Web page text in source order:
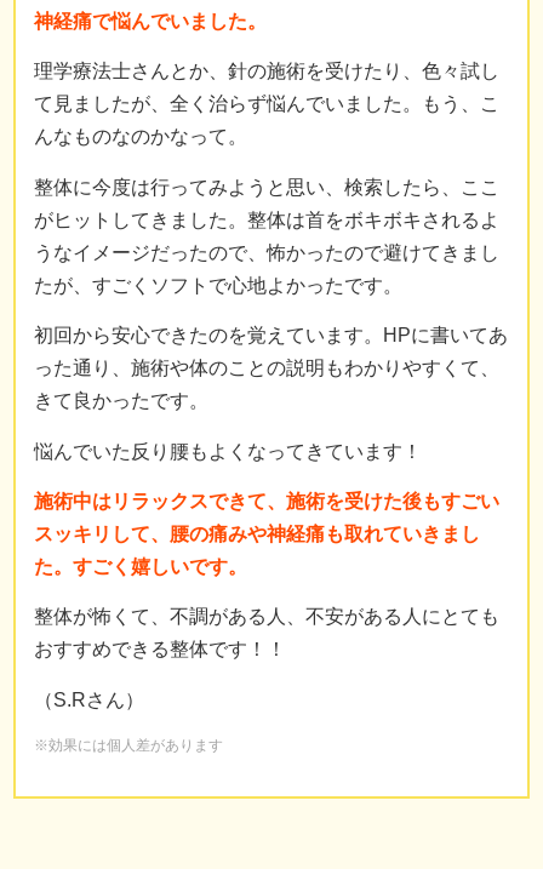
神経痛で悩んでいました。
理学療法士さんとか、針の施術を受けたり、色々試し
て見ましたが、全く治らず悩んでいました。もう、こ
んなものなのかなって。
整体に今度は行ってみようと思い、検索したら、ここ
がヒットしてきました。整体は首をボキボキされるよ
うなイメージだったので、怖かったので避けてきまし
たが、すごくソフトで心地よかったです。
初回から安心できたのを覚えています。HPに書いてあ
った通り、施術や体のことの説明もわかりやすくて、
きて良かったです。
悩んでいた反り腰もよくなってきています！
施術中はリラックスできて、施術を受けた後もすごい
スッキリして、腰の痛みや神経痛も取れていきまし
た。すごく嬉しいです。
整体が怖くて、不調がある人、不安がある人にとても
おすすめできる整体です！！
（S.Rさん）
※効果には個人差があります